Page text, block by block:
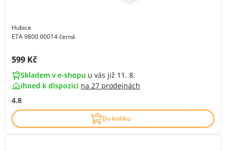
Hubice
ETA 9800 00014 černá
Cena s DPH:
599 Kč
Skladem v e-shopu u vás již 11. 8.
ihned k dispozici na 27 prodejnách
4.8
Do košíku